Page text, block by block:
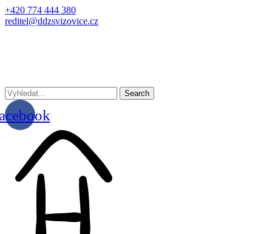
+420 774 444 380
reditel@ddzsvizovice.cz
Search